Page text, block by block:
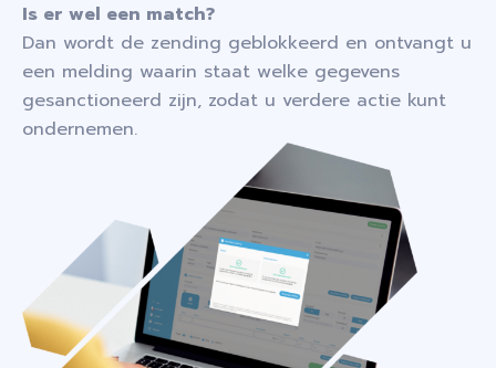
Is er wel een match?
Dan wordt de zending geblokkeerd en ontvangt u
een melding waarin staat welke gegevens
gesanctioneerd zijn, zodat u verdere actie kunt
ondernemen.